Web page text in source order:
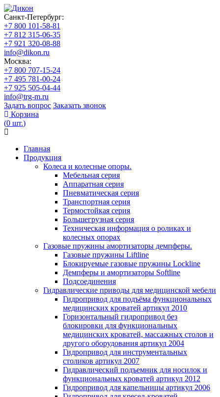
Санкт-Петербург:
+7 800 101-58-81
+7 812 315-06-35
+7 921 320-08-88
info@dikon.ru
Москва:
+7 800 707-15-24
+7 495 781-00-24
+7 925 505-04-44
info@trg-m.ru
Задать вопрос Заказать звонок
Корзина
(0 шт.)
Главная
Продукция
Колеса и колесные опоры.
Мебельная серия
Аппаратная серия
Пневматическая серия
Транспортная серия
Термостойкая серия
Большегрузная серия
Техническая информация о роликах и
колесных опорах
Газовые пружины амортизаторы демпферы.
Газовые пружины Liftline
Блокируемые газовые пружины Lockline
Демпферы и амортизаторы Softline
Подсоединения
Гидравлические приводы для медицинской мебели
Гидропривод для подъёма функциональных
медицинских кроватей артикул 2010
Горизонтальный гидропривод без
блокировки для функциональных
медицинских кроватей, массажных столов и
другого оборудования артикул 2004
Гидропривод для инструментальных
столиков артикул 2007
Гидравлический подъемник для носилок и
функциональных кроватей артикул 2012
Гидропривод для капельницы артикул 2006